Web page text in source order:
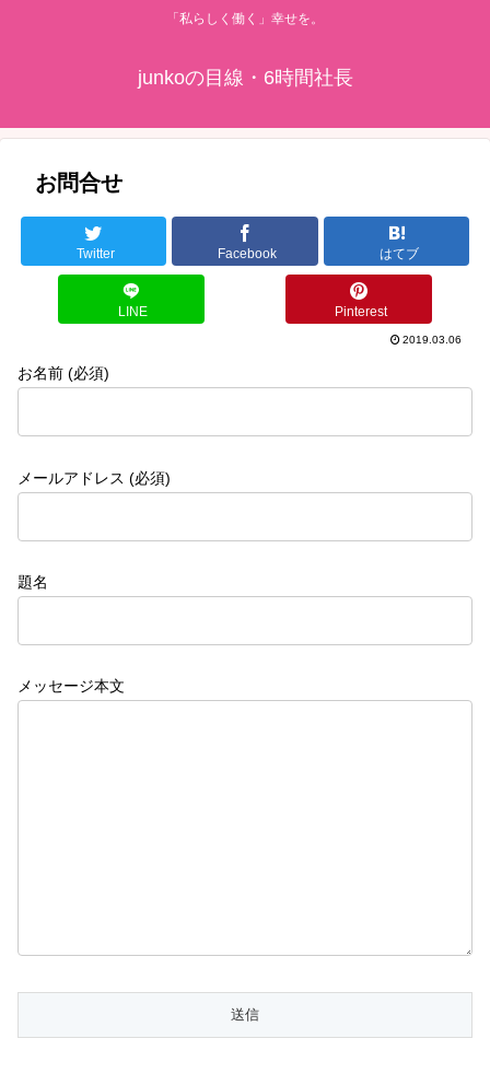
「私らしく働く」幸せを。
junkoの目線・6時間社長
お問合せ
Twitter Facebook はてブ
LINE Pinterest
2019.03.06
お名前 (必須)
メールアドレス (必須)
題名
メッセージ本文